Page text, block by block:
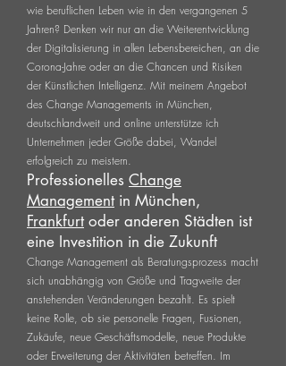
wie beruflichen Leben wie in den vergangenen 5
Jahren? Denken wir nur an die Weiterentwicklung
der Digitalisierung in allen Lebensbereichen, an die
Corona-Jahre oder an die Chancen und Risiken
der Künstlichen Intelligenz. Mit meinem Angebot
des Change Managements in München,
deutschlandweit und online unterstütze ich
Unternehmen jeder Größe dabei, Wandel
erfolgreich zu meistern.
Professionelles Change
Managementin München,
Frankfurtoder anderen Städten ist
eine Investition in die Zukunft
Change Management als Beratungsprozess macht
sich unabhängig von Größe und Tragweite der
anstehenden Veränderungen bezahlt. Es spielt
keine Rolle, ob sie personelle Fragen, Fusionen,
Zukäufe, neue Geschäftsmodelle, neue Produkte
oder Erweiterung der Aktivitäten betreffen. Im